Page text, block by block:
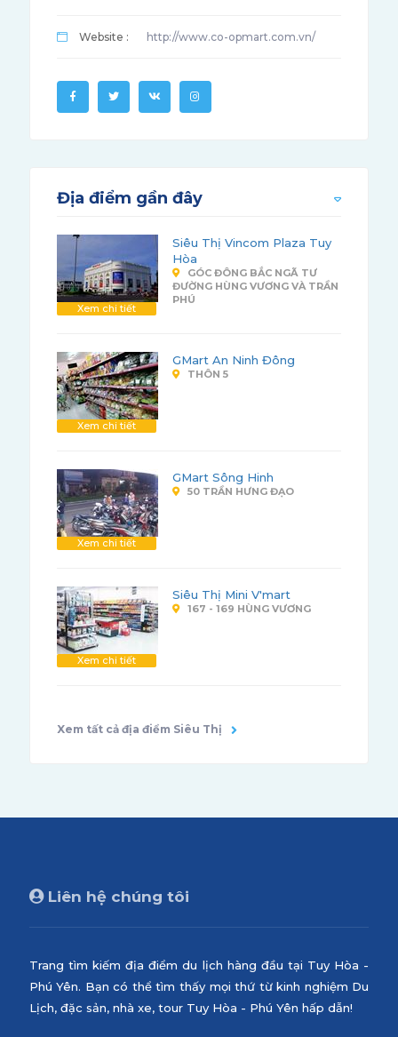
Website : http://www.co-opmart.com.vn/
Địa điểm gần đây
Xem chi tiết
Siêu Thị Vincom Plaza Tuy
Hòa
GÓC ĐÔNG BẮC NGÃ TƯ
ĐƯỜNG HÙNG VƯƠNG VÀ TRẦN
PHÚ
Xem chi tiết
GMart An Ninh Đông
THÔN 5
Xem chi tiết
GMart Sông Hinh
50 TRẦN HƯNG ĐẠO
Xem chi tiết
Siêu Thị Mini V'mart
167 - 169 HÙNG VƯƠNG
Xem tất cả địa điểm Siêu Thị
Liên hệ chúng tôi
Trang tìm kiếm địa điểm du lịch hàng đầu tại Tuy Hòa -
Phú Yên. Bạn có thể tìm thấy mọi thứ từ kinh nghiệm Du
Lịch, đặc sản, nhà xe, tour Tuy Hòa - Phú Yên hấp dẫn!